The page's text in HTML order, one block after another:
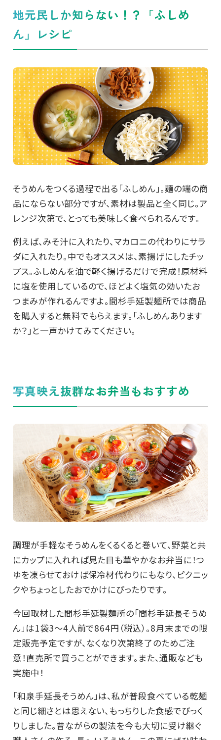
地元民しか知らない！？「ふしめ
ん」レシピ
そうめんをつくる過程で出る「ふしめん」。麺の端の商
品にならない部分ですが、素材は製品と全く同じ。ア
レンジ次第で、とっても美味しく食べられるんです。
例えば、みそ汁に入れたり、マカロニの代わりにサラ
ダに入れたり。中でもオススメは、素揚げにしたチッ
プス。ふしめんを油で軽く揚げるだけで完成！原材料
に塩を使用しているので、ほどよく塩気の効いたお
つまみが作れるんですよ。間杉手延製麺所では商品
を購入すると無料でもらえます。「ふしめんあります
か？」と一声かけてみてください。
写真映え抜群なお弁当もおすすめ
調理が手軽なそうめんをくるくると巻いて、野菜と共
にカップに入れれば見た目も華やかなお弁当に！つ
ゆを凍らせておけば保冷材代わりにもなり、ピクニッ
クやちょっとしたおでかけにぴったりです。
今回取材した間杉手延製麺所の「間杉手延長そうめ
ん」は1袋3～4人前で864円（税込）。8月末までの限
定販売予定ですが、なくなり次第終了のためご注
意！直売所で買うことができます。また、通販なども
実施中！
「和泉手延長そうめん」は、私が普段食べている乾麺
と同じ細さとは思えない、もっちりした食感でびっく
りしました。昔ながらの製法を今も大切に受け継ぐ